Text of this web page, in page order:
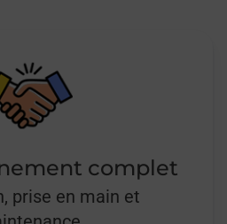
complet
prise en main et